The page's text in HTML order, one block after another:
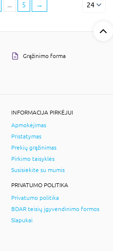
... 5 → 24
Grąžinimo forma
INFORMACIJA PIRKĖJUI
Apmokėjimas
Pristatymas
Prekių grąžinimas
Pirkimo taisyklės
Susisiekite su mumis
PRIVATUMO POLITIKA
Privatumo politika
BDAR teisių įgyvendinimo formos
Slapukai